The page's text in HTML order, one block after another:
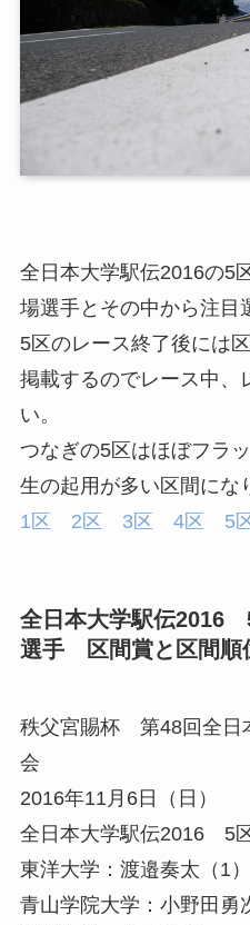
全日本大学駅伝2016の5
場選手とその中から注目
5区のレース終了後には
掲載するのでレース中、
い。
つなぎの5区はほぼフラ
生の起用が多い区間にな
1区
2区 3区 4区 5
全日本大学駅伝2016
選手 区間賞と区間順
秩父宮賜杯 第48回全日
会
2016年11月6日（日）
全日本大学駅伝2016 5
東洋大学：渡邉奏太（1）
青山学院大学：小野田勇